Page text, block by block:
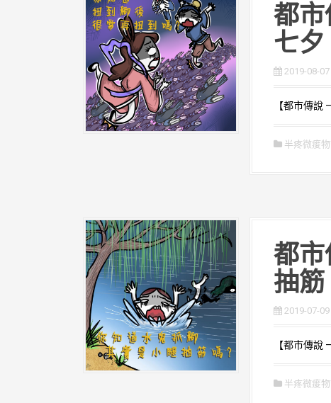
都市
七夕
2019-08-07
【都市傳
半疼微痠
都市
抽筋
2019-07-09
【都市傳
半疼微痠